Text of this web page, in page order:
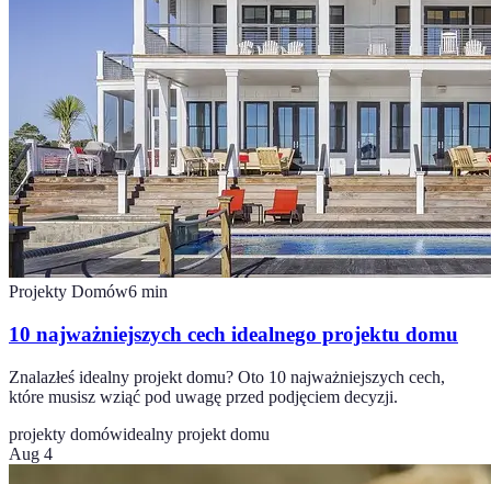
Projekty Domów6 min
10 najważniejszych cech idealnego projektu domu
Znalazłeś idealny projekt domu? Oto 10 najważniejszych cech,
które musisz wziąć pod uwagę przed podjęciem decyzji.
projekty domówidealny projekt domu
Aug 4